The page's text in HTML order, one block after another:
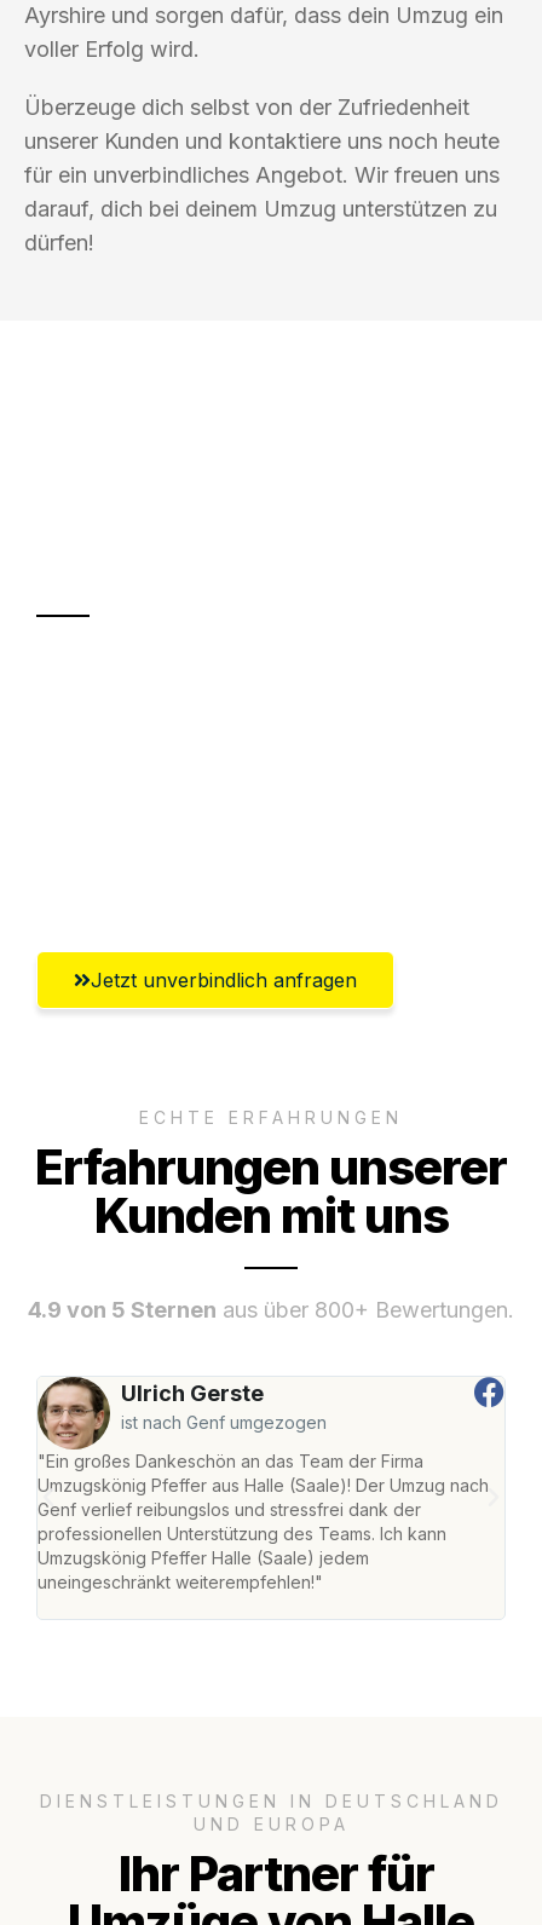
Ayrshire und sorgen dafür, dass dein Umzug ein
voller Erfolg wird.
Überzeuge dich selbst von der Zufriedenheit
unserer Kunden und kontaktiere uns noch heute
für ein unverbindliches Angebot. Wir freuen uns
darauf, dich bei deinem Umzug unterstützen zu
dürfen!
Jetzt unverbindlich anfragen
ECHTE ERFAHRUNGEN
Erfahrungen unserer
Kunden mit uns
4.9 von 5 Sternen aus über 800+ Bewertungen.
Ulrich Gerste
ist nach Genf umgezogen
"Ein großes Dankeschön an das Team der Firma
Umzugskönig Pfeffer aus Halle (Saale)! Der Umzug nach
Genf verlief reibungslos und stressfrei dank der
professionellen Unterstützung des Teams. Ich kann
Umzugskönig Pfeffer Halle (Saale) jedem
uneingeschränkt weiterempfehlen!"
DIENSTLEISTUNGEN IN DEUTSCHLAND
UND EUROPA
Ihr Partner für